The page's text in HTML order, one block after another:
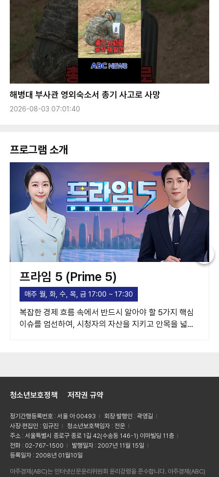
해병대 부사관 영외숙소서 총기 사고로 사망
2026-08-03 07:01:40
프로그램 소개
프라임 5 (Prime 5)
매주 월, 화, 수, 목, 금 17:00 ~ 17:30
복잡한 경제 흐름 속에서 반드시 알아야 할 5가지 핵심
이슈를 엄선하여, 시청자의 자산을 지키고 안목을 넓혀
청소년보호정책 저작권 규약
정기간행등록번호 : 서울 아 00493
회장·발행인 : 곽영길
사장·편집인 : 임규진
청소년보호책임자 : 전운
주소 : 서울특별시 종로구 종로 1길 42(수송동 146-1) 이마빌딩 11층
전화 : 02-767-1500
발행일자 : 2007년 11월 15일
등록일자 : 2008년 01월10일
아주경제(ABC)는 인터넷신문윤리위원회 윤리강령을 준수합니다. 아주경제(ABC)